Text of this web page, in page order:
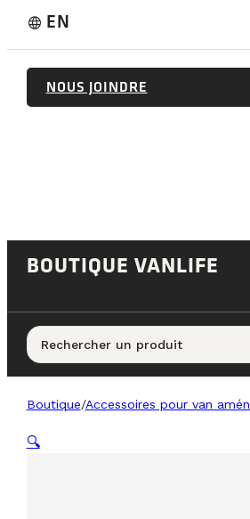
language EN
NOUS JOINDRE
BOUTIQUE VANLIFE
Rechercher un produit
Boutique/Accessoires pour van
🔍